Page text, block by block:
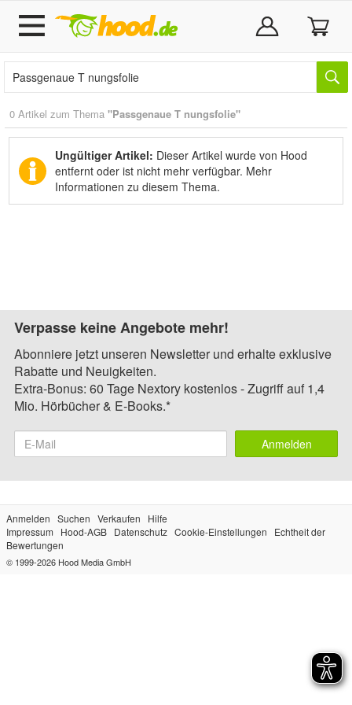
0 Artikel zum Thema "Passgenaue T nungsfolie"
Ungültiger Artikel: Dieser Artikel wurde von Hood
entfernt oder ist nicht mehr verfügbar. Mehr
Informationen zu diesem Thema.
Verpasse keine Angebote mehr!
Abonniere jetzt unseren Newsletter und erhalte exklusive
Rabatte und Neuigkeiten.
Extra-Bonus: 60 Tage Nextory kostenlos - Zugriff auf 1,4
Mio. Hörbücher & E-Books.*
Anmelden
Anmelden Suchen Verkaufen
Hilfe
Impressum
Hood-AGB Datenschutz Cookie-Einstellungen
Echtheit der
Bewertungen
© 1999-2026 Hood Media GmbH